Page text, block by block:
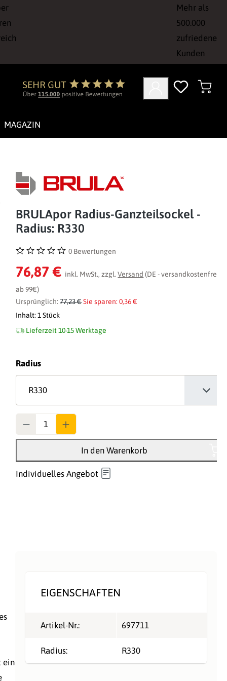
Mehr als
500.000
zufriedene
Kunden
MAGAZIN
BRULApor Radius-Ganzteilsockel -
Radius: R330
Durchschnittliche Bewertung von 0 von 5 Sternen
0 Bewertungen
76,87 € inkl. MwSt., zzgl.Versand (DE - versandkostenfrei
ab 99€)
Ursprünglich:77,23 €Sie sparen: 0,36 €
Inhalt:1 Stück
Lieferzeit 10-15 Werktage
Radiusauswählen
In den Warenkorb
Individuelles Angebot
ein
EIGENSCHAFTEN
Artikel-Nr.: 697711
Radius: R330